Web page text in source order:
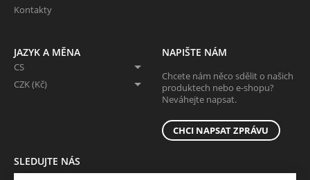
Kontakty
JAZYK A MĚNA
CS
CZK (Kč)
NAPIŠTE NÁM
Chcete nám něco sdělit o našich
produktech nebo e-shopu?
Neváhejte napsat.
CHCI NAPSAT ZPRÁVU
SLEDUJTE NÁS